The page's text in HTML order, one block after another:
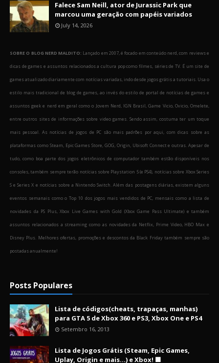
Falece Sam Neill, ator de Jurassic Park que
marcou uma geração com papéis variados
July 14, 2026
SOBRE O BLOG NERD MALDITO: Lançado em 2007, é focado em conteúdo nerd, com reviews e
dicas de games e assuntos relacionados a cultura pop como filmes, séries de TV. É um site de
games atualizado diariamente com notícias variadas, indo desde jogos grátis a tutoriais. Usa o
estilo mais tradicional de blog de games, ao invés do estilo de portal de notícias de games e
assuntos geek e nerd em geral como o Jovem Nerd, IGN Brasil, Game Vicio, Ovicio, Omelete,
entre outros sites de informações sobre video games. Sendo assim, costuma ter um toque
mais pessoal. As notícias de jogos de PC são mais padrões por aqui, com dicas sobre as
plataformas como Steam, Epic Games Store, GOG, Origin, Ubisoft Connect e outras. Apesar de
tudo, como boa parte dos jogos eletrônicos de computador também estão disponíveis nos
consoles, também sempre terão notícias sobre Playstation 5 (e PS4), notícias sobre Xbox Series
S e Series X e notícias sobre a Nintendo Switch. Além das postagens diárias, existem alguns
eventos semanais como o Top 10 dos jogos mais vendidos de PC, mensais como a lista de
novidades da PS Plus, Xbox Live Games with Gold (Xbox Game Pass Ultimate) e também
assuntos relacionados a streaming como as novidades da Netflix, Prime Video, HBO Max e
Disney Plus. Melhores ofertas, promoções e descontos da Black Friday também sempre são
postadas anualmente!
Posts Populares
Lista de códigos(cheats, trapaças, manhas)
para GTA 5 de Xbox 360 e PS3, Xbox One e PS4
Setembro 16, 2013
Lista de Jogos Grátis (Steam, Epic Games,
Uplay, Origin e mais...) e Xbox! 🟩